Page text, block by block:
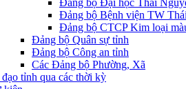
Đảng bộ Đại học Thái
Đảng bộ Bệnh viện TW
Đảng bộ CTCP Kim loại
Đảng bộ Quân sự tỉnh
Đảng bộ Công an tỉnh
Các Đảng bộ Phường, Xã
tỉnh qua các thời kỳ